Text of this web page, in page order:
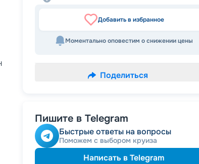
Добавить в избранное
Моментально оповестим о снижении цены
Поделиться
Пишите в Telegram
Быстрые ответы на вопросы
Поможем с выбором круиза
Написать в Telegram